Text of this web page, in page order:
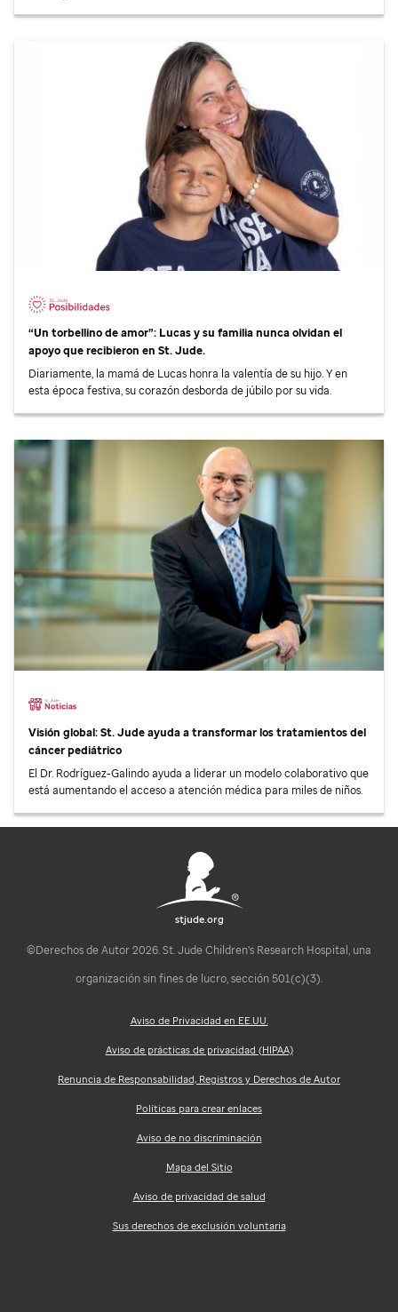
“Un torbellino de amor”: Lucas y su familia nunca olvidan el
apoyo que recibieron en St. Jude.
Diariamente, la mamá de Lucas honra la valentía de su hijo. Y en
esta época festiva, su corazón desborda de júbilo por su vida.
Visión global:St. Judeayuda a transformar los tratamientos del
cáncer pediátrico
El Dr. Rodríguez-Galindo ayuda a liderar un modelo colaborativo que
está aumentando el acceso a atención médica para miles de niños.
stjude.org
©Derechos de Autor 2026. St. Jude Children's Research Hospital, una
organización sin fines de lucro, sección 501(c)(3).
Aviso de Privacidad en EE.UU.
Aviso de prácticas de privacidad (HIPAA)
Renuncia de Responsabilidad, Registros y Derechos de Autor
Políticas para crear enlaces
Aviso de no discriminación
Mapa del Sitio
Aviso de privacidad de salud
Sus derechos de exclusión voluntaria